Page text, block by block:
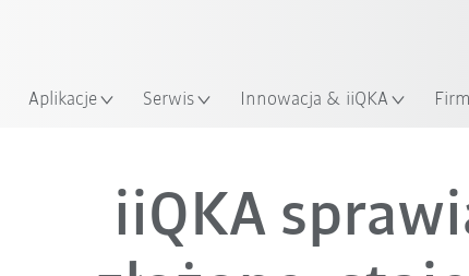
Aplikacje Serwis Innowacja & iiQKA
iiQKA